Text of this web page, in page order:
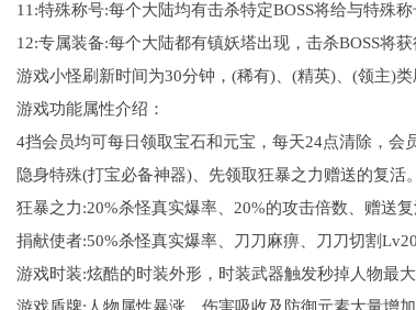
11:特殊称号:每个大陆均有击杀特定BOSS将给与特殊
12:专属装备:每个大陆都有镇妖塔出现，击杀BOSS将
游戏小怪刷新时间为30分钟，(稀有)、(精英)、(领主)
游戏功能属性介绍：
4挡会员均可每日领取宝石和元宝，每天24点清除，会
隐身特殊(打宝必备神器)、先领取狂暴之力赠送的复活
狂暴之力:20%杀怪真实爆率、20%的攻击倍数、赠送
捐献使者:50%杀怪真实爆率、刀刀麻痹、刀刀切割
游戏时装:炫酷的时装外形，时装武器触发秒掉人物最